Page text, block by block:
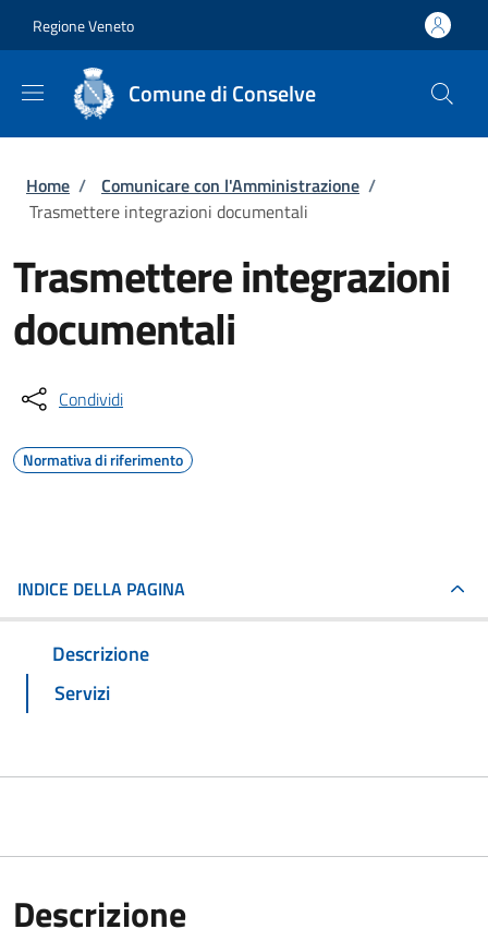
Regione Veneto
Comune di Conselve
Briciole di pane
Home / Comunicare con l'Amministrazione /
Trasmettere integrazioni documentali
Trasmettere integrazioni
documentali
Condividi
Normativa di riferimento
INDICE DELLA PAGINA
Descrizione
Servizi
Descrizione